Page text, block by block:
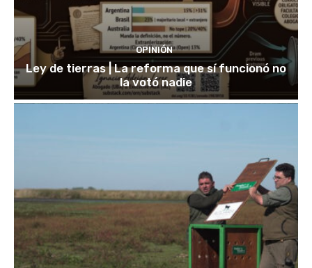
OPINIÓN
Ley de tierras | La reforma que sí funcionó no
la votó nadie